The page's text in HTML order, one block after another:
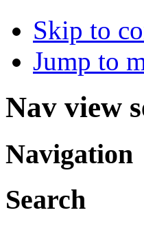
Skip to
Jump to
Nav view
Navigation
Search